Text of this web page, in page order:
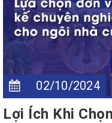
02/10/2024
Lợi Ích Khi